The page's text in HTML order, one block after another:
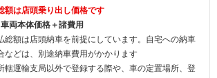
額は店頭乗り出し価格です
両本体価格＋諸費用
額は店頭納車を前提にしています。自宅への納車
などは、別途納車費用がかかります
運輸支局以外で登録する際や、車の定置場所、登